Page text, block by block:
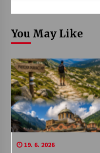
You May Like
19. 6. 2026